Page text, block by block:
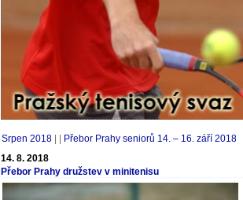
Srpen 2018
Přebor Prahy seniorů 14. – 16. září 2018
14. 8. 2018
Přebor Prahy družstev v minitenisu